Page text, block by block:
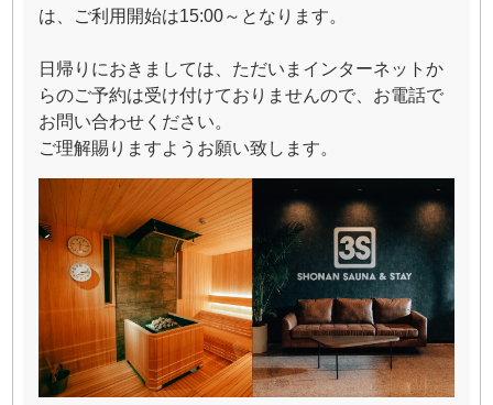
は、ご利用開始は15:00～となります。
日帰りにおきましては、ただいまインターネットか
らのご予約は受け付けておりませんので、お電話で
お問い合わせください。
ご理解賜りますようお願い致します。